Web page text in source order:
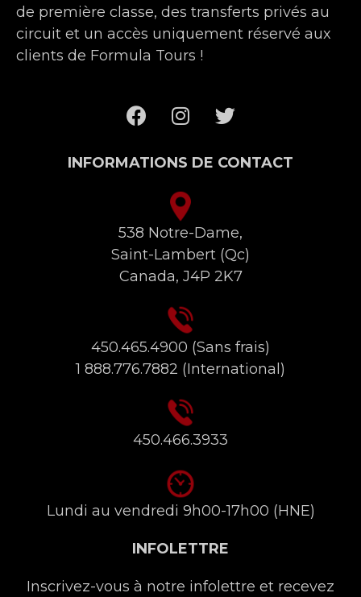
de première classe, des transferts privés au
circuit et un accès uniquement réservé aux
clients de Formula Tours !
INFORMATIONS DE CONTACT
538 Notre-Dame,
Saint-Lambert (Qc)
Canada, J4P 2K7
450.465.4900 (Sans frais)
1 888.776.7882 (International)
450.466.3933
Lundi au vendredi 9h00-17h00 (HNE)
INFOLETTRE
Inscrivez-vous à notre infolettre et recevez